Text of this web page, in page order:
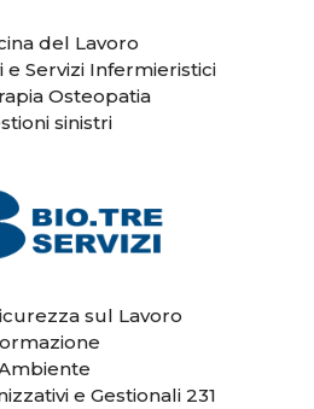
del Lavoro
e Servizi Infermieristici
Osteopatia
sinistri
sul Lavoro
e Gestionali 231